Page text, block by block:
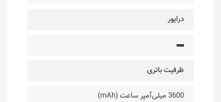
درایور
▬
ظرفیت باتری
3600 میلی‌آمپر ساعت (mAh)